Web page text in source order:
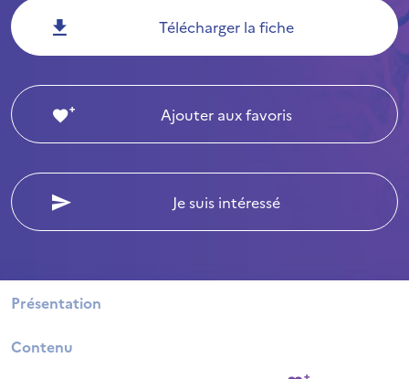
Télécharger la fiche
Ajouter aux favoris
Je suis intéressé
Présentation
Contenu